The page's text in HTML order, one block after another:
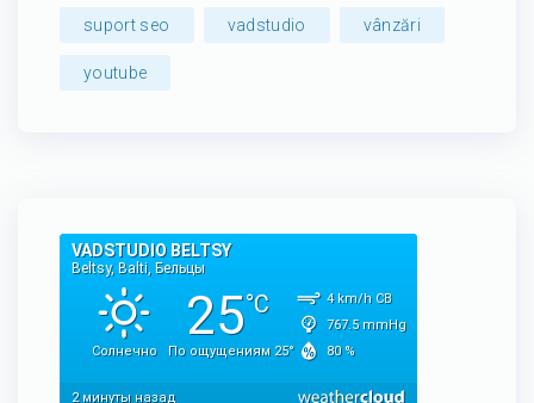
suport seo vadstudio vânzări
youtube